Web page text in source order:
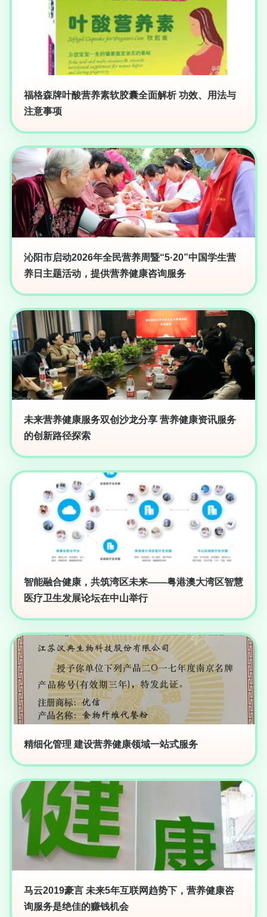
福格森牌叶酸营养素软胶囊全面解析 功效、用法与
注意事项
沁阳市启动2026年全民营养周暨“5·20”中国学生营
养日主题活动，提供营养健康咨询服务
未来营养健康服务双创沙龙分享 营养健康资讯服务
的创新路径探索
智能融合健康，共筑湾区未来——粤港澳大湾区智慧
医疗卫生发展论坛在中山举行
精细化管理 建设营养健康领域一站式服务
马云2019豪言 未来5年互联网趋势下，营养健康咨
询服务是绝佳的赚钱机会